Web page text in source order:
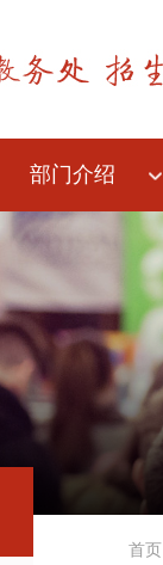
部门介绍
首页